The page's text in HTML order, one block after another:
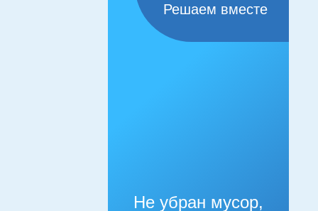
Решаем вместе
Не убран мусор,